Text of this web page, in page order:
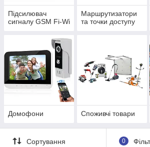
Підсилювач
сигналу GSM Fi-Wi
Маршрутизатори
та точки доступу
Домофони Споживчі товари
Сортування 0